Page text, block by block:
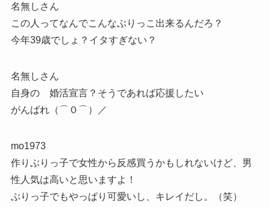
名無しさん
この人ってなんでこんなぶりっこ出来るんだろ？
今年39歳でしょ？イタすぎない？
名無しさん
自身の 婚活宣言？そうであれば応援したい
がんばれ（⌒０⌒）／
mo1973
作りぶりっ子で女性から反感買うかもしれないけど、男
性人気は高いと思いますよ！
ぶりっ子でもやっぱり可愛いし、キレイだし。（笑）